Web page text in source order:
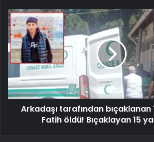
Arkadaşı tarafından bıçaklanan
Fatih öldü! Bıçaklayan 15